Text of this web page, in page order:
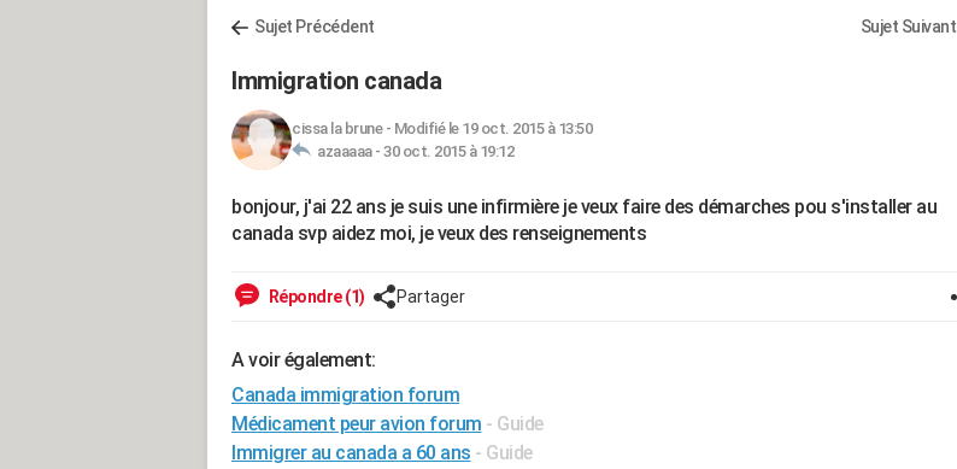
Sujet Précédent Sujet Suivant
Immigration canada
cissa la brune- Modifié le 19 oct. 2015 à 13:50
azaaaaa - 30 oct. 2015 à 19:12
bonjour, j'ai 22 ans je suis une infirmière je veux faire des démarches pou s'installer au
canada svp aidez moi, je veux des renseignements
Répondre (1) Partager
A voir également:
Canada immigration forum
Médicament peur avion forum - Guide
Immigrer au canada a 60 ans - Guide